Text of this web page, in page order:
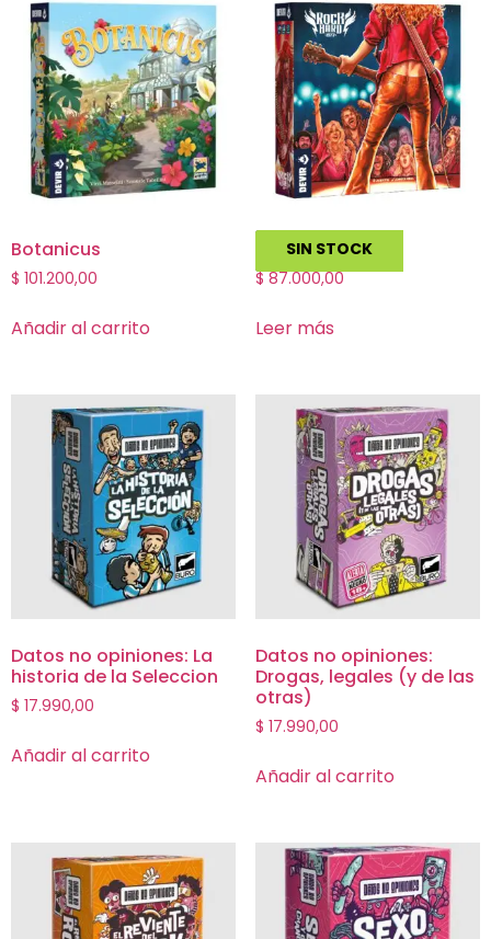
Botanicus
$ 101.200,00
Añadir al carrito
SIN STOCK
Rock Hard: 1977
$87.000,00
Leer más
Datos no opiniones: La
historia de la Seleccion
$ 17.990,00
Añadir al carrito
Datos no opiniones:
Drogas, legales (y de las
otras)
$ 17.990,00
Añadir al carrito